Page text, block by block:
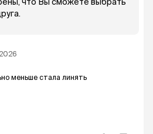
меньше стала линять